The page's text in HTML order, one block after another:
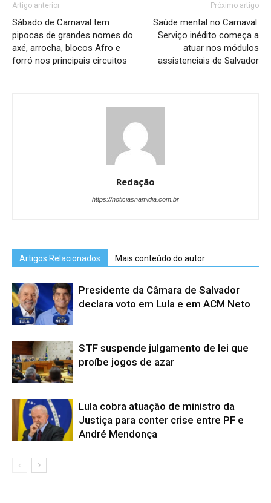
Artigo anterior
Sábado de Carnaval tem
pipocas de grandes nomes do
axé, arrocha, blocos Afro e
forró nos principais circuitos
Próximo artigo
Saúde mental no Carnaval:
Serviço inédito começa a
atuar nos módulos
assistenciais de Salvador
Redação
https://noticiasnamidia.com.br
Artigos Relacionados Mais conteúdo do autor
Presidente da Câmara de Salvador
declara voto em Lula e em ACM Neto
STF suspende julgamento de lei que
proíbe jogos de azar
Lula cobra atuação de ministro da
Justiça para conter crise entre PF e
André Mendonça